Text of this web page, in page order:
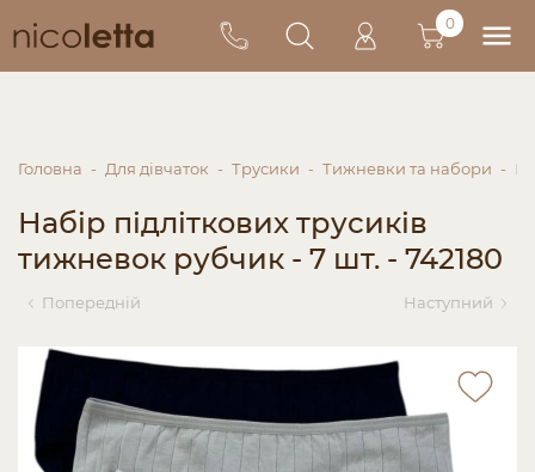
0
Головна Для дівчаток Трусики Тижневки та набори
Набір підліткових трусиків
тижневок рубчик - 7 шт. - 742180
Попередній Наступний